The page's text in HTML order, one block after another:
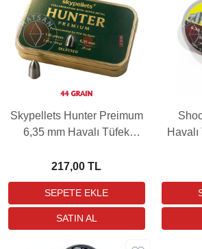
Skypellets Hunter Preimum
6,35 mm Havalı Tüfek
Adet)
217,00 TL